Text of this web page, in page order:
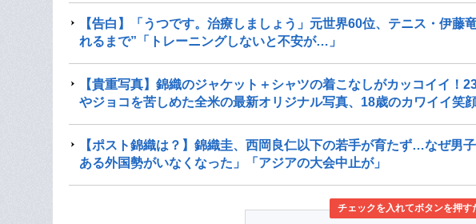
【告白】「うつです。治療しましょう」元世界60位、テニス・伊藤
れるまで”「トレーニングしないと不安が…」
【貴重写真】錦織のジャケット＋シャツの着こなしがカッコイイ！
やジョコを苦しめた全米の最新オリジナル写真、18歳のカワイイ笑
【ポスト錦織は？】錦織圭、西岡良仁以下の若手が育たず…なぜ男
ある外国勢がいなくなった」「アジアの大会中止が」
チェックを入れてボタンを押す